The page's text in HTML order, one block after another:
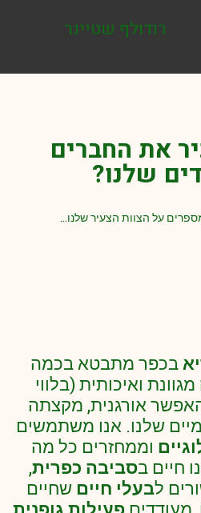
רודולף שטיינר
את החברים
שלנו?
על הצוות הצעיר שלנו...
בכפר מתבטא בכמה
מגוונת ואיכותית (בלווי
אורגנית, מקצתה
שלנו. אנו משתמשים
וממחזרים כל מה
חיים בסביבה כפרית,
לבעלי חיים שחיים